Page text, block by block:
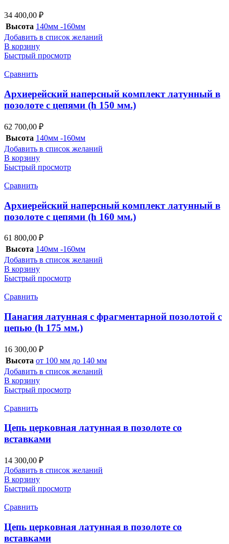
34 400,00 ₽
Высота 140мм -160мм
Добавить в список желаний
В корзину
Быстрый просмотр
Сравнить
Архиерейский наперсный комплект латунный в
позолоте с цепями (h 150 мм.)
62 700,00 ₽
Высота 140мм -160мм
Добавить в список желаний
В корзину
Быстрый просмотр
Сравнить
Архиерейский наперсный комплект латунный в
позолоте с цепями (h 160 мм.)
61 800,00 ₽
Высота 140мм -160мм
Добавить в список желаний
В корзину
Быстрый просмотр
Сравнить
Панагия латунная с фрагментарной позолотой с
цепью (h 175 мм.)
16 300,00 ₽
Высота от 100 мм до 140 мм
Добавить в список желаний
В корзину
Быстрый просмотр
Сравнить
Цепь церковная латунная в позолоте со
вставками
14 300,00 ₽
Добавить в список желаний
В корзину
Быстрый просмотр
Сравнить
Цепь церковная латунная в позолоте со
вставками